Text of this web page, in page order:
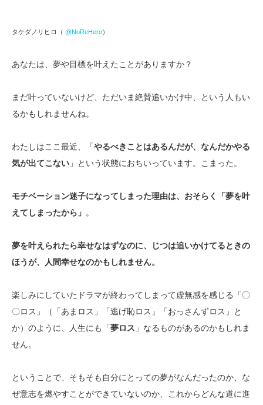
タケダノリヒロ（ @NoReHero）
あなたは、夢や目標を叶えたことがありますか？
まだ叶っていないけど、ただいま絶賛追いかけ中、という人もい
るかもしれませんね。
わたしはここ最近、「やるべきことはあるんだが、なんだかやる
気が出てこない 」という状態におちいっています。こまった。
モチベーション迷子になってしまった理由は、おそらく「夢を叶
えてしまったから」 。
夢を叶えられたら幸せなはずなのに、じつは追いかけてるときの
ほうが、人間幸せなのかもしれません。
楽しみにしていたドラマが終わってしまって虚無感を感じる「〇
〇ロス」（「あまロス」「逃げ恥ロス」「おっさんずロス」と
か）のように、人生にも「夢ロス 」なるものがあるのかもしれま
せん。
ということで、そもそも自分にとっての夢がなんだったのか、な
ぜ意志を燃やすことができていないのか、これからどんな道に進